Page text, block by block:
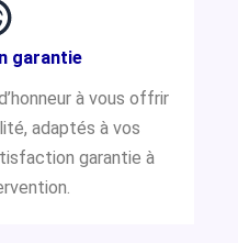
garantie
à vous offrir
adaptés à vos
garantie à